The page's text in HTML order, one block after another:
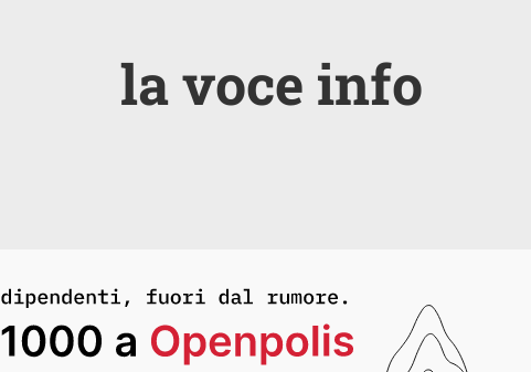
la voce info